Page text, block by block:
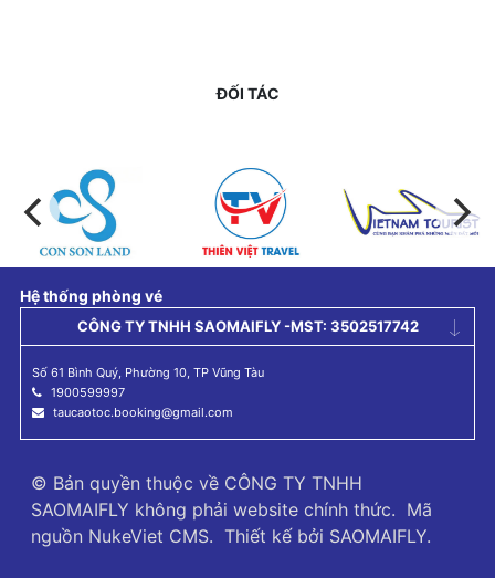
ĐỐI TÁC
Hệ thống phòng vé
CÔNG TY TNHH SAOMAIFLY -MST: 3502517742
Số 61 Bình Quý, Phường 10, TP Vũng Tàu
1900599997
taucaotoc.booking@gmail.com
© Bản quyền thuộc về CÔNG TY TNHH
SAOMAIFLY không phải website chính thức. Mã
nguồn NukeViet CMS. Thiết kế bởi SAOMAIFLY.